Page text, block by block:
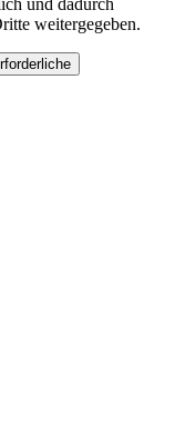
und dadurch
weitergegeben.